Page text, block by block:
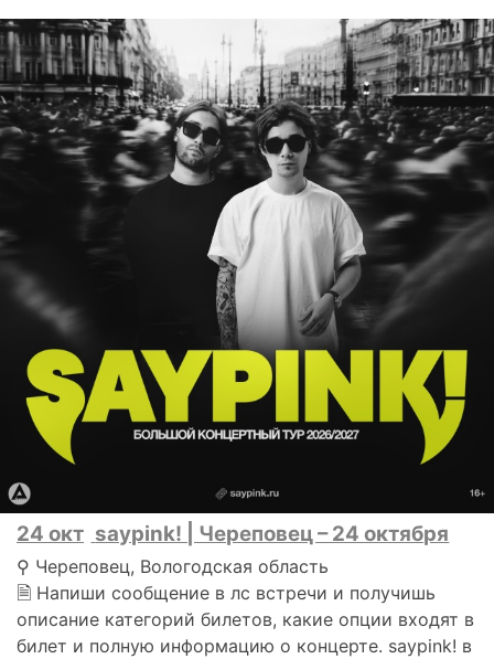
24 окт saypink! | Череповец – 24 октября
⚲ Череповец, Вологодская область
🗎 Напиши сообщение в лс встречи и получишь
описание категорий билетов, какие опции входят в
билет и полную информацию о концерте. saypink! в